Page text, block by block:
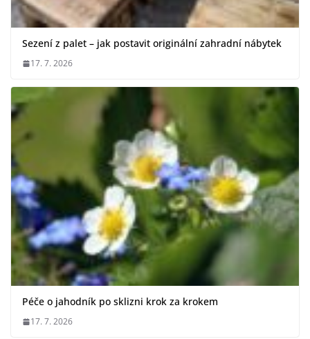
Sezení z palet – jak postavit originální zahradní nábytek
17. 7. 2026
Péče o jahodník po sklizni krok za krokem
17. 7. 2026